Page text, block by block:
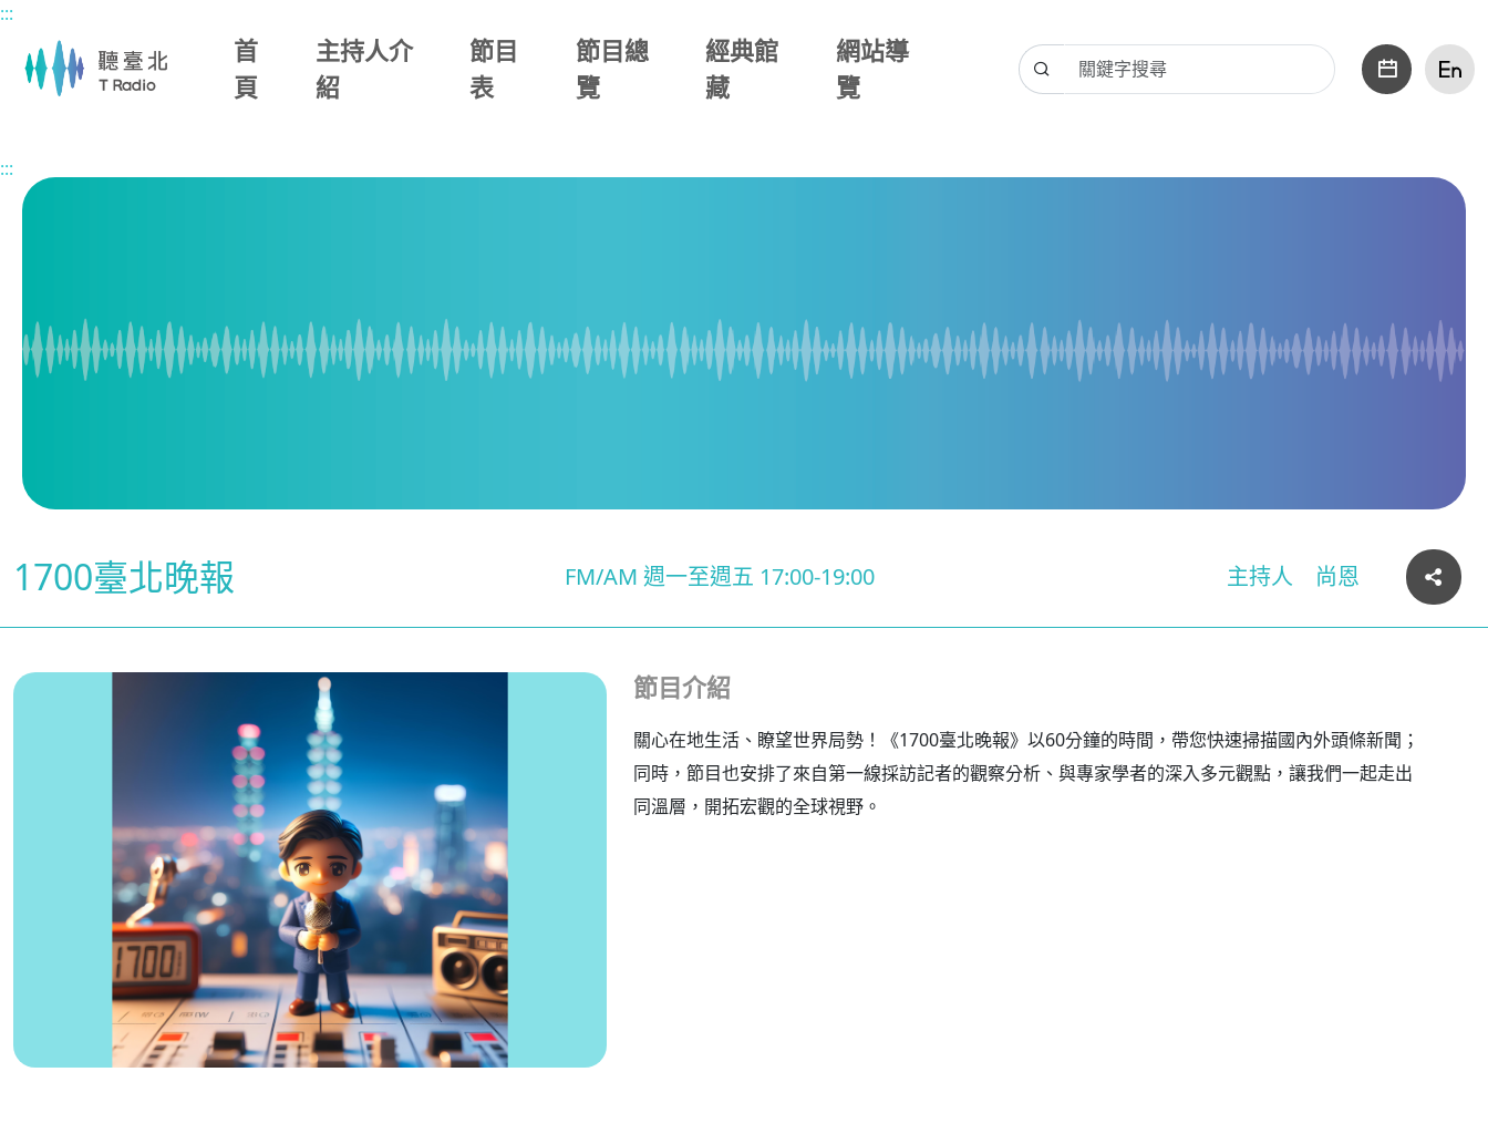
主要內容區塊
:::
首
頁
主持人介
紹
節目
表
節目總
覽
經典館
藏
網站導
覽
:::
1700臺北晚報 FM/AM 週一至週五 17:00-19:00 主持人 尚恩
節目介紹
關心在地生活、瞭望世界局勢！《1700臺北晚報》以60分鐘的時間，帶您快速掃描國內外頭條新聞；
同時，節目也安排了來自第一線採訪記者的觀察分析、與專家學者的深入多元觀點，讓我們一起走出
同溫層，開拓宏觀的全球視野。